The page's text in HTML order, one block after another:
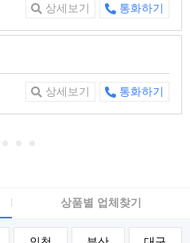
상세보기 통화하기
상세보기 통화하기
상품별 업체찾기